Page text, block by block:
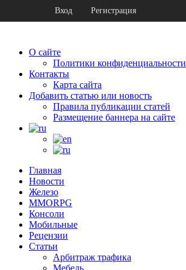
О сайте
Политики конфиденциальности
Контакты
Карта сайта
Добавить статью или новость
Правила публикации статей
Размещение баннера на сайте
Главная
Новости
Железо
MMORPG
Консоли
Мобильные
Рецензии
Статьи
Арбитраж трафика
Мебель
Вход Регистрация